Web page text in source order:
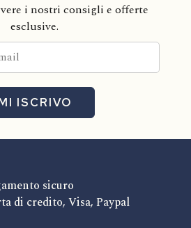
i nostri consigli e offerte
esclusive.
ISCRIVO
sicuro
di credito, Visa, Paypal